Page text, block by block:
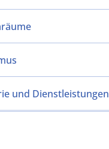
und Dienstleistungen